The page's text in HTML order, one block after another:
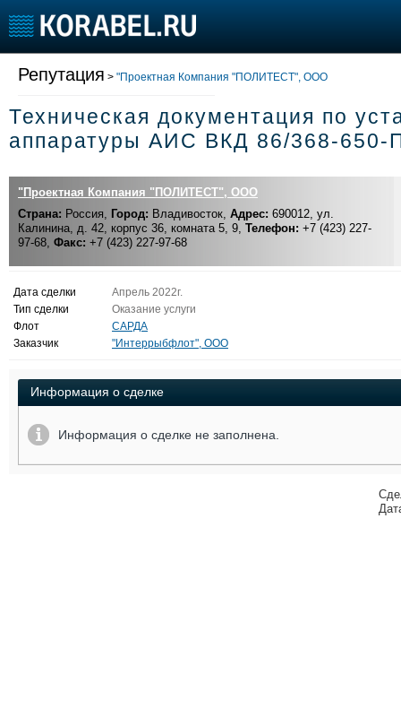
Участники раздела
Пульс
Компании
Репутация
Работа
Реклама
Торговая площадка
Доска объявлений
Оборудование
Изделия
Материалы
Репутация > "Проектная Компания "ПОЛИТЕСТ", ООО
Техническая документация по
аппаратуры АИС ВКД 86/368-650-
"Проектная Компания "ПОЛИТЕСТ", ООО
Страна: Россия, Город: Владивосток, Адрес: 690012, ул.
Калинина, д. 42, корпус 36, комната 5, 9, Телефон: +7 (423) 227-
97-68, Факс: +7 (423) 227-97-68
Дата сделки
Апрель 2022г.
Тип сделки
Оказание услуги
Флот
САРДА
Заказчик
"Интеррыбфлот", ООО
Информация о сделке
Информация о сделке не заполнена.